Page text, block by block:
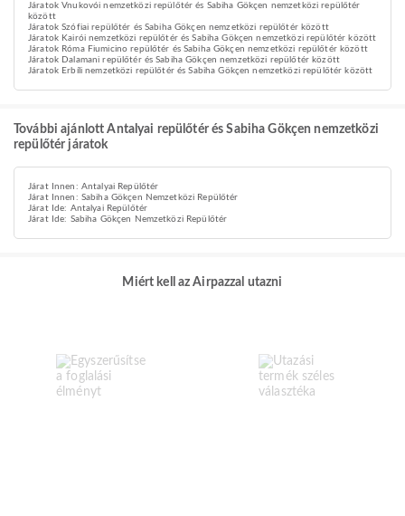
Járatok Vnukovói nemzetközi repülőtér és Sabiha Gökçen nemzetközi repülőtér
között
Járatok Szófiai repülőtér és Sabiha Gökçen nemzetközi repülőtér között
Járatok Kairói nemzetközi repülőtér és Sabiha Gökçen nemzetközi repülőtér között
Járatok Róma Fiumicino repülőtér és Sabiha Gökçen nemzetközi repülőtér között
Járatok Dalamani repülőtér és Sabiha Gökçen nemzetközi repülőtér között
Járatok Erbíli nemzetközi repülőtér és Sabiha Gökçen nemzetközi repülőtér között
További ajánlott Antalyai repülőtér és Sabiha Gökçen nemzetközi
repülőtér járatok
Járat Innen: Antalyai Repülőtér
Járat Innen: Sabiha Gökçen Nemzetközi Repülőtér
Járat Ide: Antalyai Repülőtér
Járat Ide: Sabiha Gökçen Nemzetközi Repülőtér
Miért kell az Airpazzal utazni